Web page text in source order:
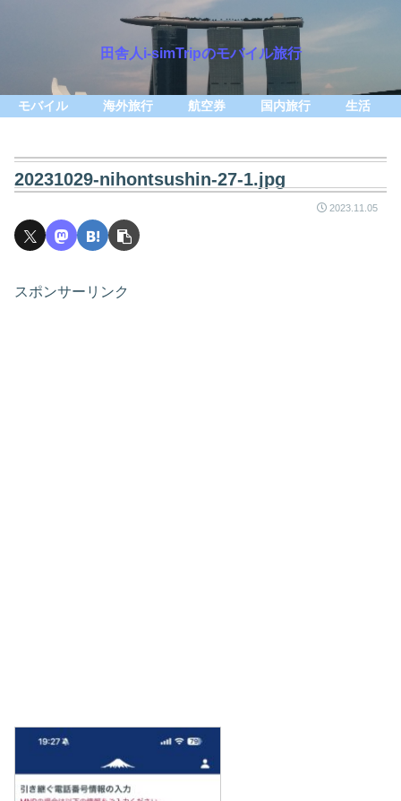
田舎人i-simTripのモバイル旅行
モバイル 海外旅行 航空券 国内旅行 生活
20231029-nihontsushin-27-1.jpg
2023.11.05
スポンサーリンク